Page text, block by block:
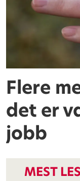
Flere
det er
jobb
MEST